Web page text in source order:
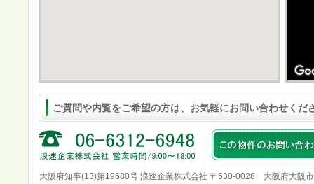
ご質問や内覧をご希望の方は、お気軽にお問い合わせくだ
大阪府知事(13)第19680号 浪速企業株式会社 〒530-0028 大阪府大阪